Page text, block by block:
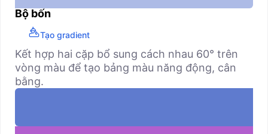
Bộ bốn
Tạo gradient
Kết hợp hai cặp bổ sung cách nhau 60° trên
vòng màu để tạo bảng màu năng động, cân
bằng.